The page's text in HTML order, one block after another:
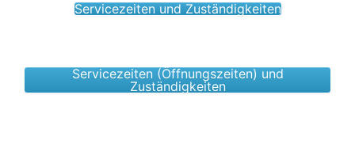
Servicezeiten und Zuständigkeiten
Servicezeiten (Öffnungszeiten) und
Zuständigkeiten